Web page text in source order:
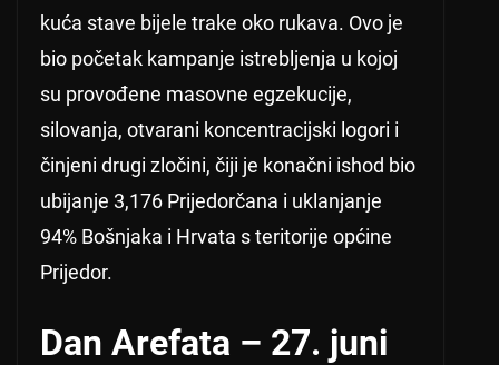
kuća stave bijele trake oko rukava. Ovo je
bio početak kampanje istrebljenja u kojoj
su provođene masovne egzekucije,
silovanja, otvarani koncentracijski logori i
činjeni drugi zločini, čiji je konačni ishod bio
ubijanje 3,176 Prijedorčana i uklanjanje
94% Bošnjaka i Hrvata s teritorije općine
Prijedor.
Dan Arefata – 27. juni